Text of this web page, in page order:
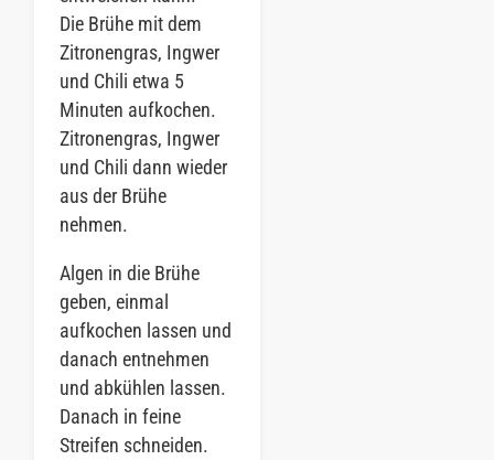
Die Brühe mit dem
Zitronengras, Ingwer
und Chili etwa 5
Minuten aufkochen.
Zitronengras, Ingwer
und Chili dann wieder
aus der Brühe
nehmen.
Algen in die Brühe
geben, einmal
aufkochen lassen und
danach entnehmen
und abkühlen lassen.
Danach in feine
Streifen schneiden.